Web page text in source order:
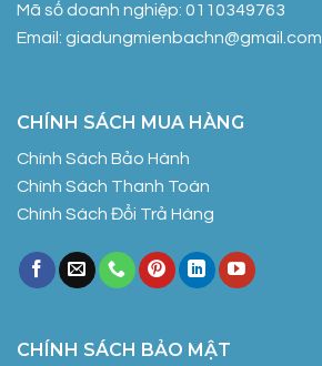
Mã số doanh nghiệp: 0110349763
Email: giadungmienbachn@gmail.com
CHÍNH SÁCH MUA HÀNG
Chính Sách Bảo Hành
Chính Sách Thanh Toán
Chính Sách Đổi Trả Hàng
CHÍNH SÁCH BẢO MẬT